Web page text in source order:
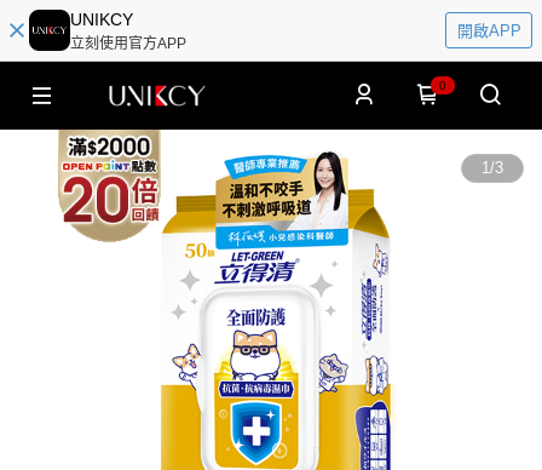
UNIKCY
立刻使用官方APP
開啟APP
0
1/3